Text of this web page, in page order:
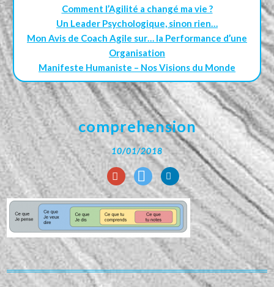
Comment l’Agilité a changé ma vie ?
Un Leader Psychologique, sinon rien…
Mon Avis de Coach Agile sur… la Performance d’une
Organisation
Manifeste Humaniste – Nos Visions du Monde
comprehension
10/01/2018